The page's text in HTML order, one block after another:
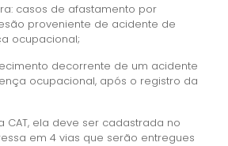
casos de afastamento por
proveniente de acidente de
ocupacional;
decorrente de um acidente
ocupacional, após o registro da
CAT, ela deve ser cadastrada no
em 4 vias que serão entregues